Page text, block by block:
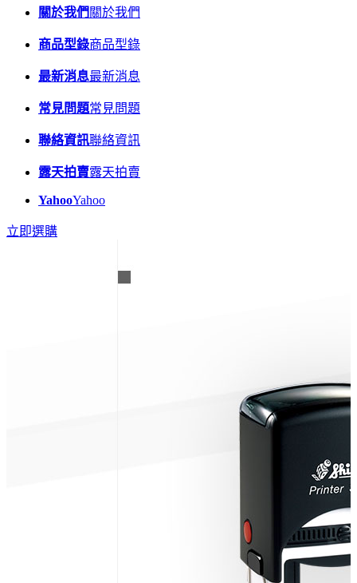
關於我們 關於我們
商品型錄商品型錄
最新消息最新消息
常見問題常見問題
聯絡資訊聯絡資訊
露天拍賣露天拍賣
YahooYahoo
立即選購